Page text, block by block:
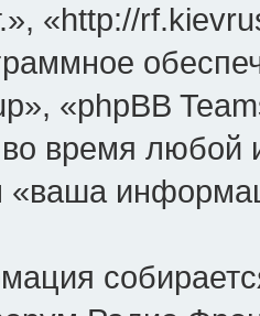
«http://
«phpBB
время любой
«ваша